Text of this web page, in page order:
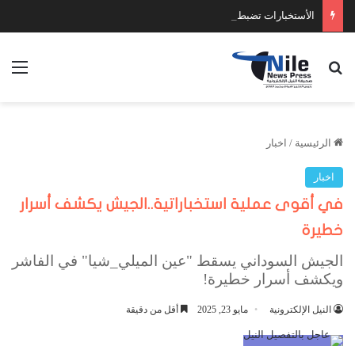
الأستخبارات تضبط عدد كبير من السلاح والمخدرات
بحث عن
الرئيسية / اخبار
اخبار
في أقوى عملية استخباراتية..الجيش يكشف أسرار
خطيرة
الجيش السوداني يسقط "عين الميلي_شيا" في الفاشر
ويكشف أسرار خطيرة!
النيل الإلكترونية مايو 23, 2025 أقل من دقيقة